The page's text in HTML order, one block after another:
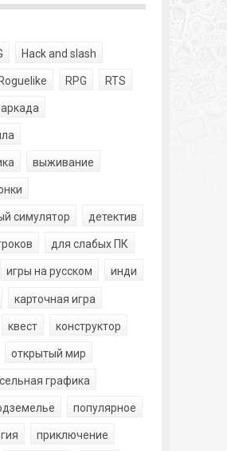
Hack and slash
Roguelike RPG RTS
аркада
выживание
симулятор детектив
для слабых ПК
игры на русском инди
карточная игра
квест конструктор
открытый мир
графика
популярное
приключение